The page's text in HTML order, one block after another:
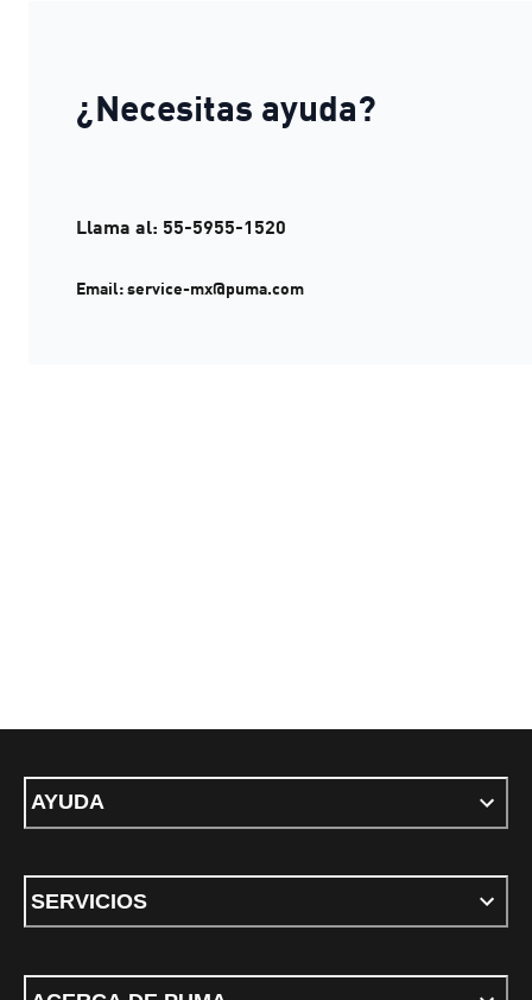
¿Necesitas ayuda?
Llama al: 55-5955-1520
Email: service-mx@puma.com
AYUDA
SERVICIOS